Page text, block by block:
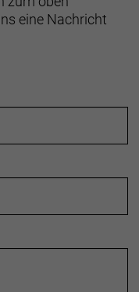
enthalten
mithilfe
/ 23 %
eine Nachricht